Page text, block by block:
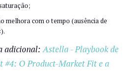
melhora com o tempo (ausência de
).
adicional:Astella - Playbook de
#4: O Product-Market Fit e a